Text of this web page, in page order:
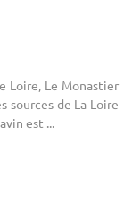
Loire, Le Monastier
sources de La Loire
est ...